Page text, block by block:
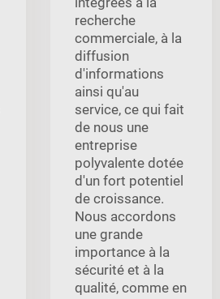
recherche
commerciale, à la
diffusion
d'informations
ainsi qu'au
service, ce qui fait
de nous une
entreprise
polyvalente dotée
d'un fort potentiel
de croissance.
Nous accordons
une grande
importance à la
sécurité et à la
qualité, comme en